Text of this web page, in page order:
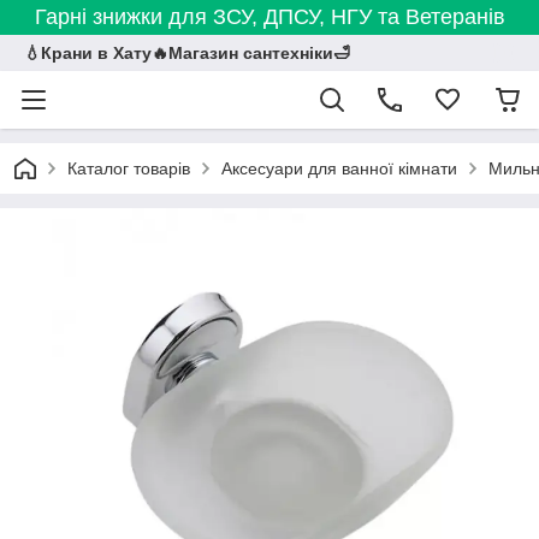
Гарні знижки для ЗСУ, ДПСУ, НГУ та Ветеранів
💧Крани в Хату🔥Магазин сантехніки🛁
Каталог товарів Аксесуари для ванної кімнати